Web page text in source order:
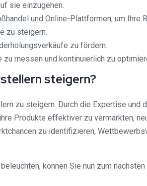
sie einzugehen.
und Online-Plattformen, um Ihre
zu steigern.
zu fördern.
messen und kontinuierlich zu
steigern?
zu steigern. Durch die Expertise und
Produkte effektiver zu vermarkten,
zu identifizieren,
können Sie nun zum